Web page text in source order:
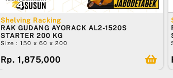
Shelving Racking
RAK GUDANG AYORACK AL2-1520S
STARTER 200 KG
Size : 150 x 60 x 200
Rp. 1,875,000